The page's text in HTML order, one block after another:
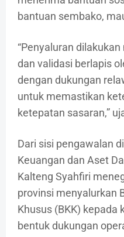
bantuan sembako,
“Penyaluran
dan validasi berlapis
dengan dukungan
untuk memastikan
ketepatan sasaran,”
Dari sisi pengawalan
Keuangan dan Aset
Kalteng Syahfiri
provinsi menyalurkan
Khusus (BKK)
bentuk dukungan